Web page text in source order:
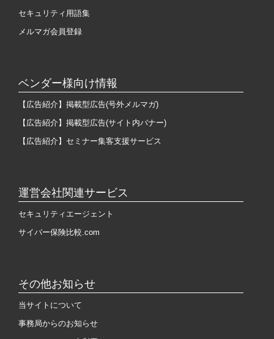
セキュリティ用語集
メルマガ会員登録
ベンダー様向け情報
【広告紹介】掲載型広告(号外メルマガ)
【広告紹介】掲載型広告(サイト内バナー)
【広告紹介】セミナー集客支援サービス
運営会社関連サービス
セキュリティエージェント
サイバー保険比較.com
その他お知らせ
当サイトについて
事務局からのお知らせ